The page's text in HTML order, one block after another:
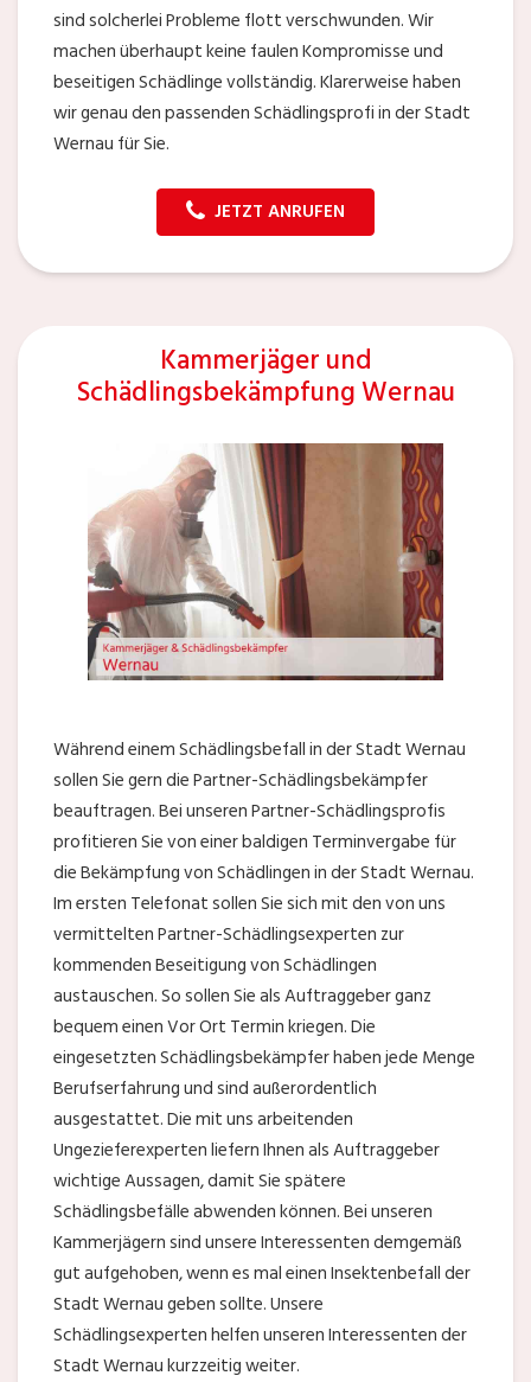
sind solcherlei Probleme flott verschwunden. Wir
machen überhaupt keine faulen Kompromisse und
beseitigen Schädlinge vollständig. Klarerweise haben
wir genau den passenden Schädlingsprofi in der Stadt
Wernau für Sie.
JETZT ANRUFEN
Kammerjäger und
Schädlingsbekämpfung Wernau
Während einem Schädlingsbefall in der Stadt Wernau
sollen Sie gern die Partner-Schädlingsbekämpfer
beauftragen. Bei unseren Partner-Schädlingsprofis
profitieren Sie von einer baldigen Terminvergabe für
die Bekämpfung von Schädlingen in der Stadt Wernau.
Im ersten Telefonat sollen Sie sich mit den von uns
vermittelten Partner-Schädlingsexperten zur
kommenden Beseitigung von Schädlingen
austauschen. So sollen Sie als Auftraggeber ganz
bequem einen Vor Ort Termin kriegen. Die
eingesetzten Schädlingsbekämpfer haben jede Menge
Berufserfahrung und sind außerordentlich
ausgestattet. Die mit uns arbeitenden
Ungezieferexperten liefern Ihnen als Auftraggeber
wichtige Aussagen, damit Sie spätere
Schädlingsbefälle abwenden können. Bei unseren
Kammerjägern sind unsere Interessenten demgemäß
gut aufgehoben, wenn es mal einen Insektenbefall der
Stadt Wernau geben sollte. Unsere
Schädlingsexperten helfen unseren Interessenten der
Stadt Wernau kurzzeitig weiter.